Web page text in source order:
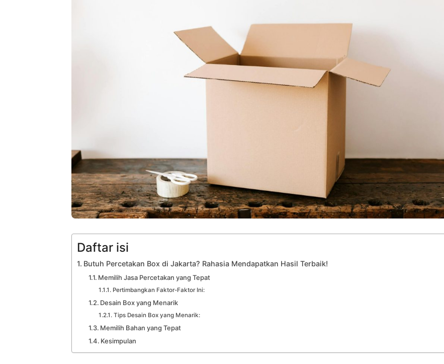
Daftar isi
Butuh Percetakan Box di Jakarta? Rahasia Mendapatkan Hasil Terbaik!
Memilih Jasa Percetakan yang Tepat
Pertimbangkan Faktor-Faktor Ini:
Desain Box yang Menarik
Tips Desain Box yang Menarik:
Memilih Bahan yang Tepat
Kesimpulan